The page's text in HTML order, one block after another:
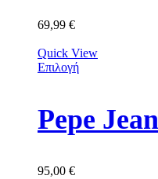
69,99 €
Quick View
Επιλογή
Pepe
95,00 €